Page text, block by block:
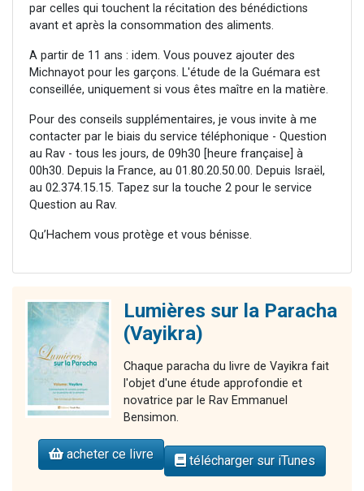
par celles qui touchent la récitation des bénédictions
avant et après la consommation des aliments.
A partir de 11 ans : idem. Vous pouvez ajouter des
Michnayot pour les garçons. L'étude de la Guémara est
conseillée, uniquement si vous êtes maître en la matière.
Pour des conseils supplémentaires, je vous invite à me
contacter par le biais du service téléphonique - Question
au Rav - tous les jours, de 09h30 [heure française] à
00h30. Depuis la France, au 01.80.20.50.00. Depuis Israël,
au 02.374.15.15. Tapez sur la touche 2 pour le service
Question au Rav.
Qu’Hachem vous protège et vous bénisse.
Lumières sur la Paracha
(Vayikra)
Chaque paracha du livre de Vayikra fait
l'objet d'une étude approfondie et
novatrice par le Rav Emmanuel
Bensimon.
acheter ce livre télécharger sur iTunes